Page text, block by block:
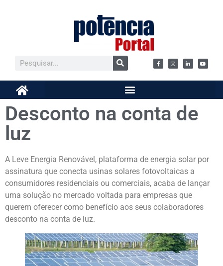
Desconto na conta de
luz
A Leve Energia Renovável, plataforma de energia solar por
assinatura que conecta usinas solares fotovoltaicas a
consumidores residenciais ou comerciais, acaba de lançar
uma solução no mercado voltada para empresas que
querem oferecer como benefício aos seus colaboradores
desconto na conta de luz.